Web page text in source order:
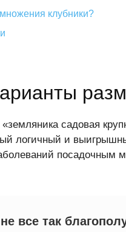
клубники?
садовая
логичный и
все так